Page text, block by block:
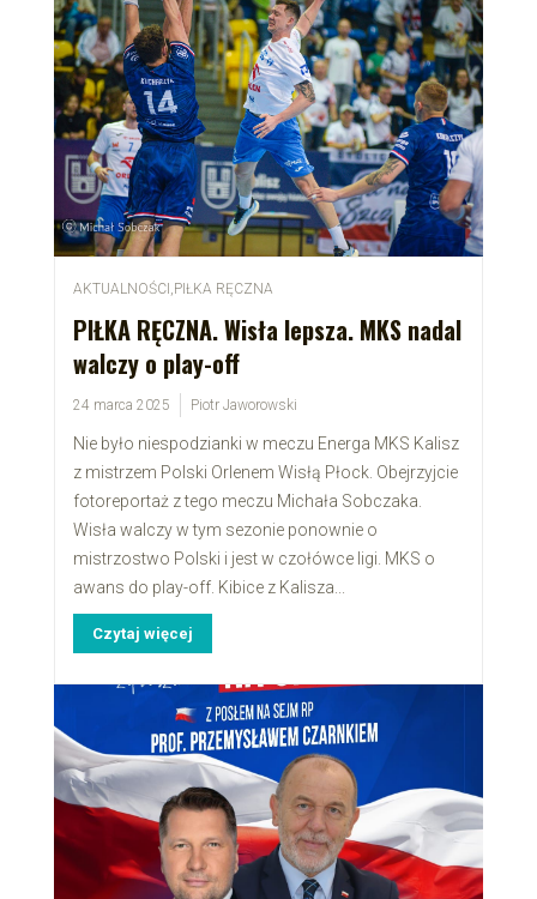
AKTUALNOŚCI ,PIŁKA RĘCZNA
PIŁKA RĘCZNA. Wisła lepsza. MKS nadal
walczy o play-off
24 marca 2025 Piotr Jaworowski
Nie było niespodzianki w meczu Energa MKS Kalisz
z mistrzem Polski Orlenem Wisłą Płock. Obejrzyjcie
fotoreportaż z tego meczu Michała Sobczaka.
Wisła walczy w tym sezonie ponownie o
mistrzostwo Polski i jest w czołówce ligi. MKS o
awans do play-off. Kibice z Kalisza...
Czytaj więcej